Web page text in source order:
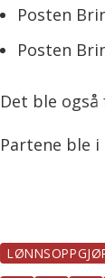
Posten
Posten
Det ble
Partene ble